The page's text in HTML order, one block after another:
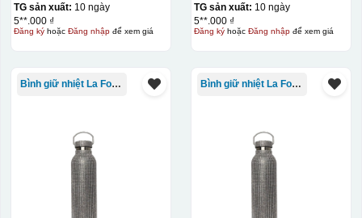
TG sản xuất: 10 ngày
5**.000 ₫
Đăng kýhoặc Đăng nhậpđể xem giá
TG sản xuất: 10 ngày
5**.000 ₫
Đăng kýhoặc Đăng nhậpđể xem giá
Bình giữ nhiệt La Fonte Bình giữ nhiệt La Fonte